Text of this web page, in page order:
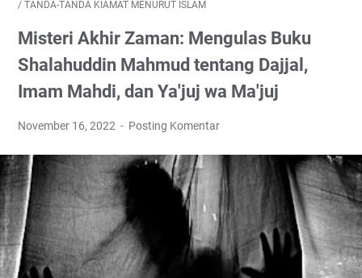
/ TANDA-TANDA KIAMAT MENURUT ISLAM
Misteri Akhir Zaman: Mengulas Buku
Shalahuddin Mahmud tentang Dajjal,
Imam Mahdi, dan Ya'juj wa Ma'juj
November 16, 2022 Posting Komentar